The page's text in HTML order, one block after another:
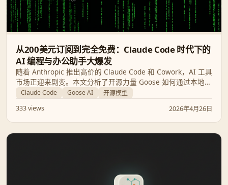
从200美元订阅到完全免费：Claude Code 时代下的
AI 编程与办公助手大爆发
随着 Anthropic 推出高价的 Claude Code 和 Cowork，AI 工具
市场正迎来剧变。本文分析了开源力量 Goose 如何通过本地化
运行挑战商业垄断，以及 NousCoder 等模型如何刷新 AI 编程
的进化速度。
Claude Code Goose AI
开源模型
333 views
2026年4月26日